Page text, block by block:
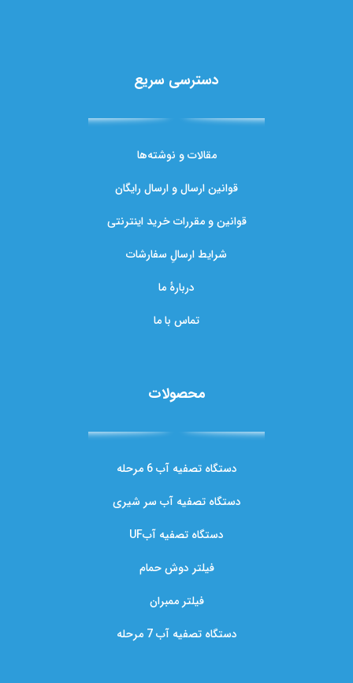
دسترسی سریع
مقالات و نوشته‌ها
قوانین ارسال و ارسال رایگان
قوانین و مقررات خرید اینترنتی
شرایط ارسالِ سفارشات
دربارهٔ ما
تماس با ما
محصولات
دستگاه تصفیه آب 6 مرحله
دستگاه تصفیه آب سر شیری
دستگاه تصفیه آبUF
فیلتر دوش حمام
فیلتر ممبران
دستگاه تصفیه آب 7 مرحله